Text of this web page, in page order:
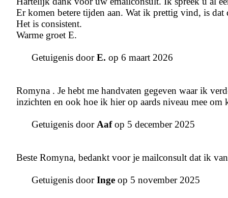
Er komen betere tijden aan. Wat ik prettig vind, is
Het is consistent.
Warme groet E.
Getuigenis doorE. op 6 maart 2026
Romyna . Je hebt me handvaten gegeven waar ik
inzichten en ook hoe ik hier op aards niveau mee
Getuigenis doorAafop 5 december 2025
Beste Romyna, bedankt voor je mailconsult dat ik
Getuigenis doorInge op 5 november 2025